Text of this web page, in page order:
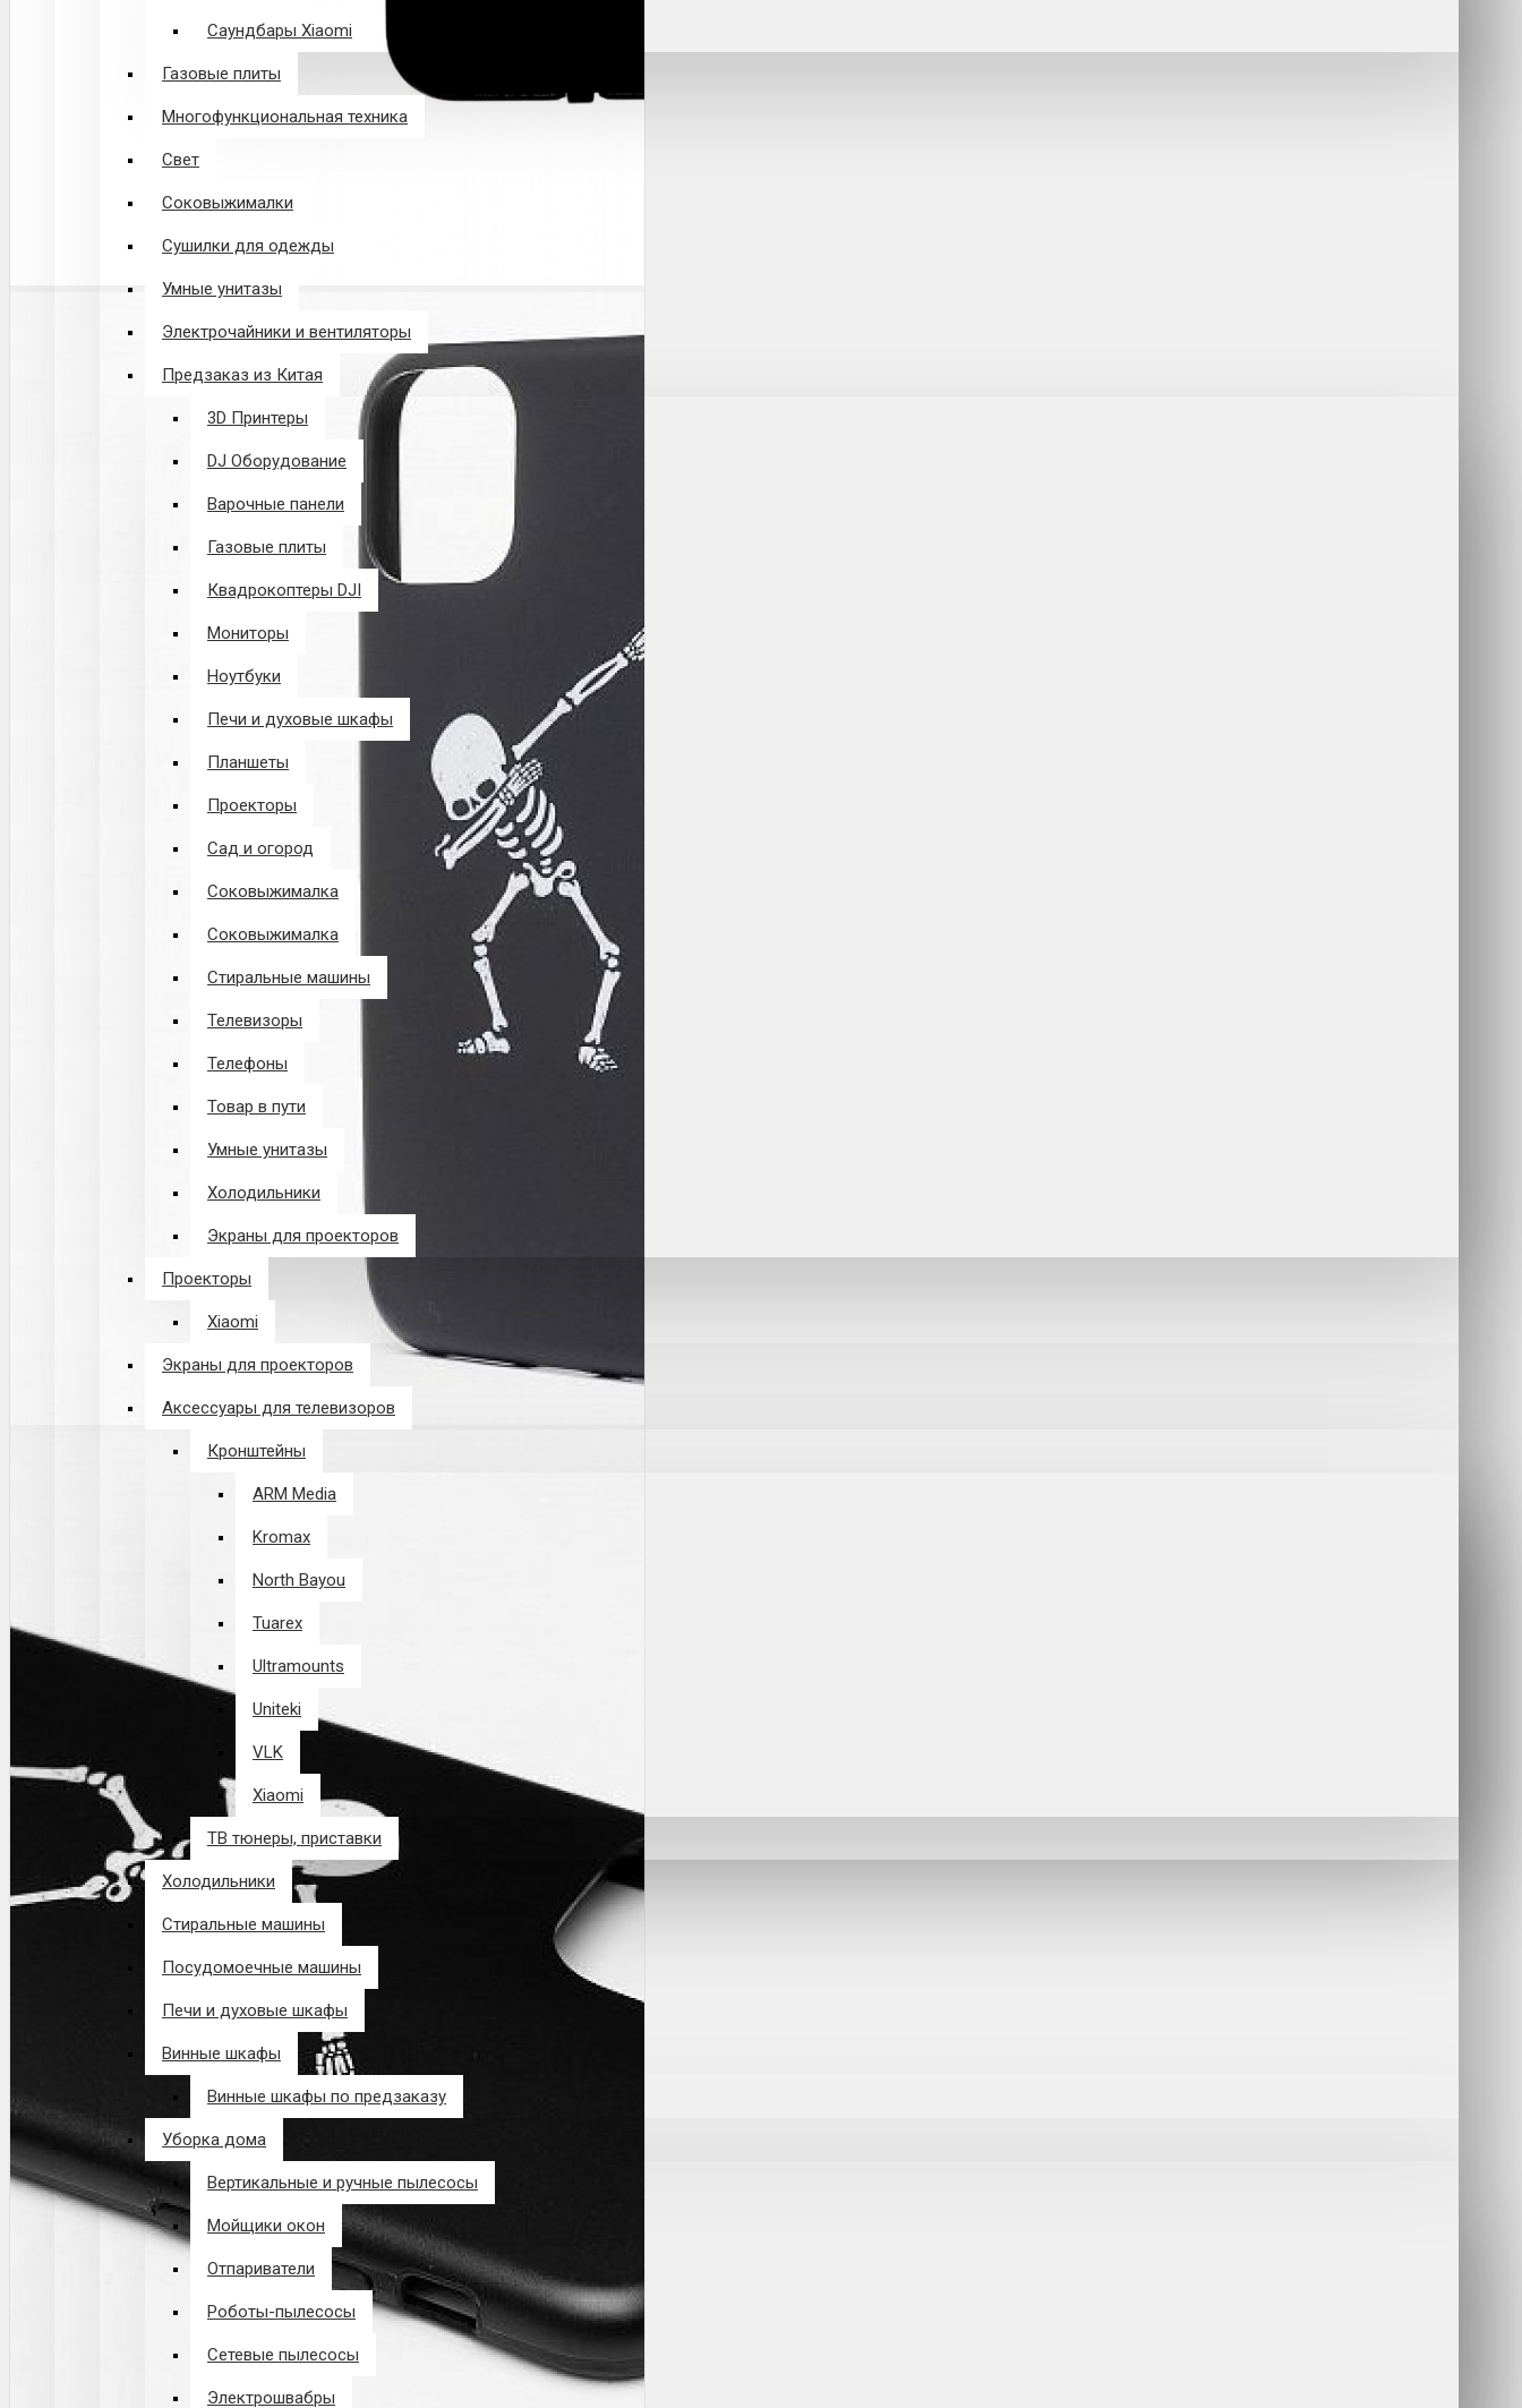
Саундбары Xiaomi
Газовые плиты
Многофункциональная техника
Свет
Соковыжималки
Сушилки для одежды
Умные унитазы
Электрочайники и вентиляторы
Предзаказ из Китая
3D Принтеры
DJ Оборудование
Варочные панели
Газовые плиты
Квадрокоптеры DJI
Мониторы
Ноутбуки
Печи и духовые шкафы
Планшеты
Проекторы
Сад и огород
Соковыжималка
Соковыжималка
Стиральные машины
Телевизоры
Телефоны
Товар в пути
Умные унитазы
Холодильники
Экраны для проекторов
Проекторы
Xiaomi
Экраны для проекторов
Аксессуары для телевизоров
Кронштейны
ARM Media
Kromax
North Bayou
Tuarex
Ultramounts
Uniteki
VLK
Xiaomi
ТВ тюнеры, приставки
Холодильники
Стиральные машины
Посудомоечные машины
Печи и духовые шкафы
Винные шкафы
Винные шкафы по предзаказу
Уборка дома
Вертикальные и ручные пылесосы
Мойщики окон
Отпариватели
Роботы-пылесосы
Сетевые пылесосы
Электрошвабры